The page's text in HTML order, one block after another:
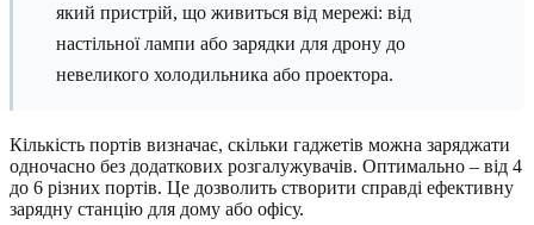
який пристрій, що живиться від мережі: від
настільної лампи або зарядки для дрону до
невеликого холодильника або проектора.
Кількість портів визначає, скільки гаджетів можна заряджати
одночасно без додаткових розгалужувачів. Оптимально – від 4
до 6 різних портів. Це дозволить створити справді ефективну
зарядну станцію для дому або офісу.